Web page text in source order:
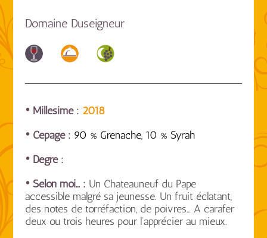
Domaine Duseigneur
• Millésime : 2018
• Cépage : 90 % Grenache, 10 % Syrah
• Degré :
• Selon moi… : Un Chateauneuf du Pape
accessible malgré sa jeunesse. Un fruit éclatant,
des notes de torréfaction, de poivres… A carafer
deux ou trois heures pour l’apprécier au mieux.